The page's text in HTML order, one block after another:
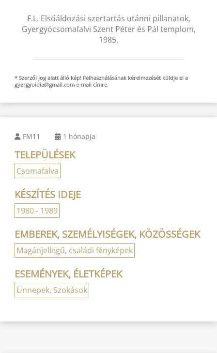
F.L. Elsőáldozási szertartás utánni pillanatok,
Gyergyócsomafalvi Szent Péter és Pál templom,
1985.
* Szerzői jog alatt álló kép! Felhasználásának kérelmezését küldje el a
gyergyoidia@gmail.com e-mail címre.
FM11 1 hónapja
TELEPÜLÉSEK
Csomafalva
KÉSZÍTÉS IDEJE
1980 - 1989
EMBEREK, SZEMÉLYISÉGEK, KÖZÖSSÉGEK
Magánjellegű, családi fényképek
ESEMÉNYEK, ÉLETKÉPEK
Ünnepek, Szokások